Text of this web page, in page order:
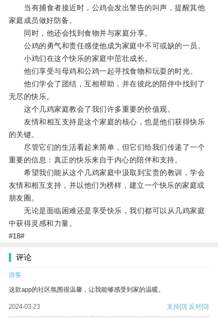
当有捕食者接近时，公鸡会发出警告的叫声，提醒其他
家庭成员做好防备。
同时，他还会找到食物并与家庭分享。
公鸡的勇气和责任感使他成为家庭中不可或缺的一员。
小鸡们在这个快乐的家庭中茁壮成长。
他们享受与母鸡和公鸡一起寻找食物和玩耍的时光。
他们学会了团结，互相帮助，并在彼此的陪伴中找到了
无尽的快乐。
这个几鸡家庭教会了我们许多重要的价值观。
友情和相互支持是这个家庭的核心，也是他们获得快乐
的关键。
尽管它们的生活看起来简单，但它们给我们传递了一个
重要的信息：真正的快乐来自于内心的陪伴和支持。
希望我们能从这个几鸡家庭中汲取到宝贵的教训，学会
友情和相互支持，并以他们为榜样，建立一个快乐的家庭或
朋友圈。
无论是面临困难还是享受快乐，我们都可以从几鸡家庭
中获得灵感和力量。
#18#
评论
游客
这款app的社区氛围很温馨，让我能够感受到家的温暖。
2024-03-23 支持[0] 反对[0]